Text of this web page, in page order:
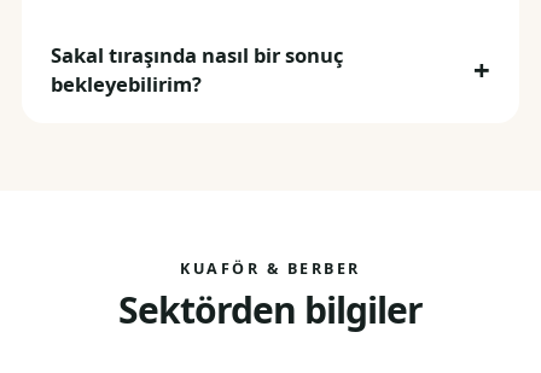
Sakal tıraşında nasıl bir sonuç
bekleyebilirim?
KUAFÖR & BERBER
Sektörden bilgiler